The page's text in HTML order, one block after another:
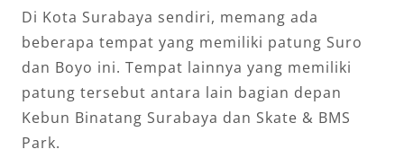
Di Kota Surabaya sendiri, memang ada
beberapa tempat yang memiliki patung Suro
dan Boyo ini. Tempat lainnya yang memiliki
patung tersebut antara lain bagian depan
Kebun Binatang Surabaya dan Skate & BMS
Park.